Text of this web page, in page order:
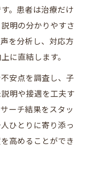
。患者は治療だけ
明の分かりやすさ
を分析し、対応方
に直結します。
安点を調査し、子
明や接遇を工夫す
ーチ結果をスタッ
ひとりに寄り添っ
高めることができ